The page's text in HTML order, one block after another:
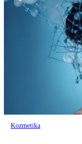
Kozmetika